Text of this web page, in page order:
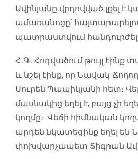
Ավինյանը վրդովված լքել
ամառանոցը՝
պատրաստվում հանդուրժել
Հ․Գ․ Հոդվածում թույլ էինք
և նշել էինք, որ Նավակ
Սուրեն Պապիկյանի հետ։
մասնակից եղել է, բայց չի
կողմը։ Վեճի հիմնական
արդեն նկատեցինք եղել են
փոխվարչապետ Տիգրան